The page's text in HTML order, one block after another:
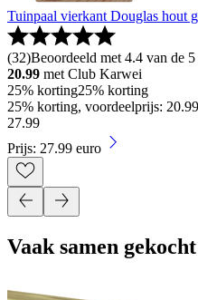
Tuinpaal vierkant Douglas hout
(32)Beoordeeld met 4.4 van de
20.99 met Club Karwei
25% korting25% korting
25% korting, voordeelprijs:
27.99
Prijs: 27.99 euro
Vaak samen gekocht